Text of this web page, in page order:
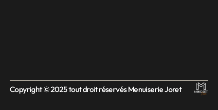
Copyright © 2025 tout droit réservés Menuiserie Joret